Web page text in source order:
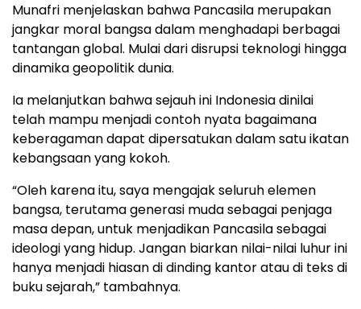
Munafri menjelaskan bahwa Pancasila merupakan
jangkar moral bangsa dalam menghadapi berbagai
tantangan global. Mulai dari disrupsi teknologi hingga
dinamika geopolitik dunia.
Ia melanjutkan bahwa sejauh ini Indonesia dinilai
telah mampu menjadi contoh nyata bagaimana
keberagaman dapat dipersatukan dalam satu ikatan
kebangsaan yang kokoh.
“Oleh karena itu, saya mengajak seluruh elemen
bangsa, terutama generasi muda sebagai penjaga
masa depan, untuk menjadikan Pancasila sebagai
ideologi yang hidup. Jangan biarkan nilai-nilai luhur ini
hanya menjadi hiasan di dinding kantor atau di teks di
buku sejarah,” tambahnya.